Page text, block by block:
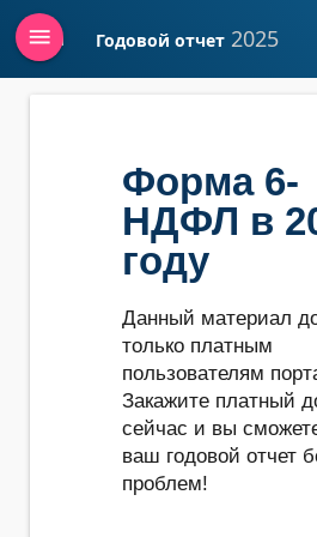
Войти Годовой отчет 2025
menu
Форма 6-
НДФЛ в
году
Данный материал
только платным
пользователям
Закажите платный
сейчас и вы
ваш годовой отчет
проблем!